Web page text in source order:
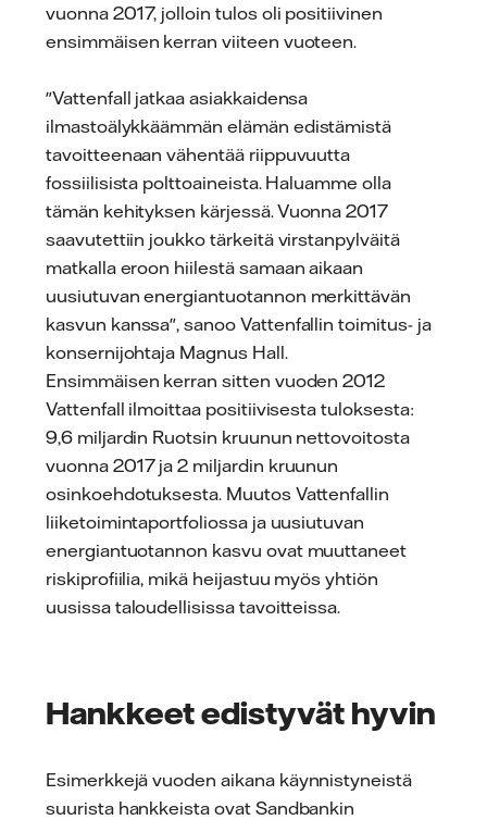
vuonna 2017, jolloin tulos oli positiivinen
ensimmäisen kerran viiteen vuoteen.
"Vattenfall jatkaa asiakkaidensa
ilmastoälykkäämmän elämän edistämistä
tavoitteenaan vähentää riippuvuutta
fossiilisista polttoaineista. Haluamme olla
tämän kehityksen kärjessä. Vuonna 2017
saavutettiin joukko tärkeitä virstanpylväitä
matkalla eroon hiilestä samaan aikaan
uusiutuvan energiantuotannon merkittävän
kasvun kanssa", sanoo Vattenfallin toimitus- ja
konsernijohtaja Magnus Hall.
Ensimmäisen kerran sitten vuoden 2012
Vattenfall ilmoittaa positiivisesta tuloksesta:
9,6 miljardin Ruotsin kruunun nettovoitosta
vuonna 2017 ja 2 miljardin kruunun
osinkoehdotuksesta. Muutos Vattenfallin
liiketoimintaportfoliossa ja uusiutuvan
energiantuotannon kasvu ovat muuttaneet
riskiprofiilia, mikä heijastuu myös yhtiön
uusissa taloudellisissa tavoitteissa.
Hankkeet edistyvät hyvin
Esimerkkejä vuoden aikana käynnistyneistä
suurista hankkeista ovat Sandbankin